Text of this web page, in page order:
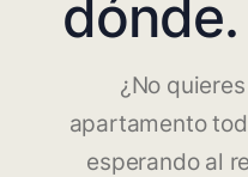
dónde.
¿No
apartamento
esperando al